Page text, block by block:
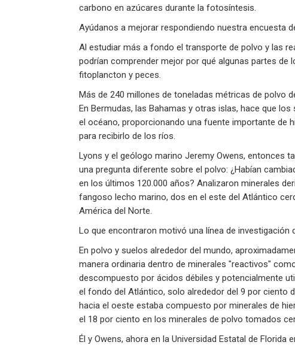
carbono en azúcares durante la fotosíntesis.
Ayúdanos a mejorar respondiendo nuestra encuesta
Al estudiar más a fondo el transporte de polvo y las
podrían comprender mejor por qué algunas partes
fitoplancton y peces.
Más de 240 millones de toneladas métricas de polvo
En Bermudas, las Bahamas y otras islas, hace que
el océano, proporcionando una fuente importante de
para recibirlo de los ríos.
Lyons y el geólogo marino Jeremy Owens, entonces
una pregunta diferente sobre el polvo: ¿Habían
en los últimos 120.000 años? Analizaron minerales
fangoso lecho marino, dos en el este del Atlántico
América del Norte.
Lo que encontraron motivó una línea de investigación
En polvo y suelos alrededor del mundo,
manera ordinaria dentro de minerales "reactivos"
descompuesto por ácidos débiles y potencialmente
el fondo del Atlántico, solo alrededor del 9 por ciento
hacia el oeste estaba compuesto por minerales de
el 18 por ciento en los minerales de polvo tomados
Él y Owens, ahora en la Universidad Estatal de Florida